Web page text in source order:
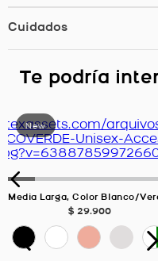
Cuidados
Te podría
$ 29.900